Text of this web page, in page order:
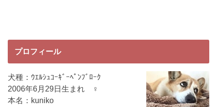
プロフィール
犬種：ｳｴﾙｼｭｺｰｷﾞｰﾍﾟﾝﾌﾞﾛｰｸ
2006年6月29日生まれ ♀
本名：kuniko